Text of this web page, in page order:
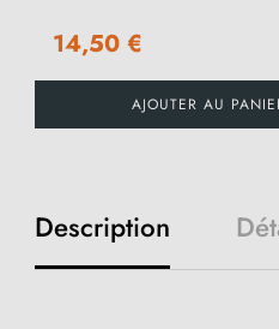
14,50 €
AJOUTER AU
Description